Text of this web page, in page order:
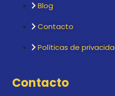
Blog
Contacto
Políticas de
Contacto